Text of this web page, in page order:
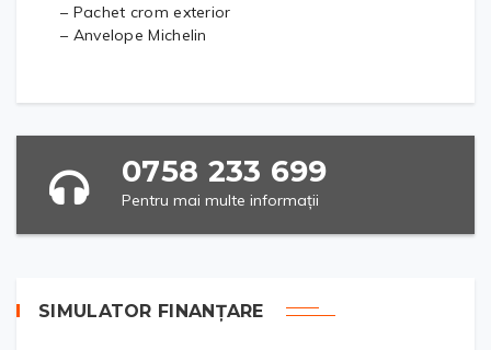
– Pachet crom exterior
– Anvelope Michelin
0758 233 699
Pentru mai multe informații
SIMULATOR FINANȚARE